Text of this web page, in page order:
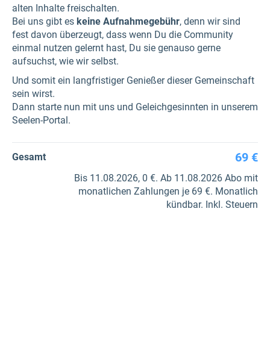
alten Inhalte freischalten.
Bei uns gibt es keine Aufnahmegebühr, denn wir sind
fest davon überzeugt, dass wenn Du die Community
einmal nutzen gelernt hast, Du sie genauso gerne
aufsuchst, wie wir selbst.
Und somit ein langfristiger Genießer dieser Gemeinschaft
sein wirst.
Dann starte nun mit uns und Geleichgesinnten in unserem
Seelen-Portal.
Gesamt 69 €
Bis 11.08.2026, 0 €. Ab 11.08.2026 Abo mit
monatlichen Zahlungen je 69 €. Monatlich
kündbar. Inkl. Steuern